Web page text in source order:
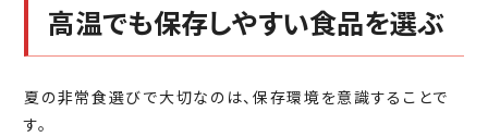
高温でも保存しやすい食品を選ぶ
夏の非常食選びで大切なのは、保存環境を意識することで
す。